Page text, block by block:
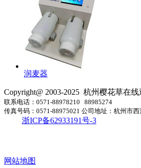
润麦器
Copyright@ 2003-2025 杭州樱花草在
联系电话：0571-88978210 88985274
传真号码：0571-88975021 公司地址：杭州
浙ICP备62933191号-3
网站地图